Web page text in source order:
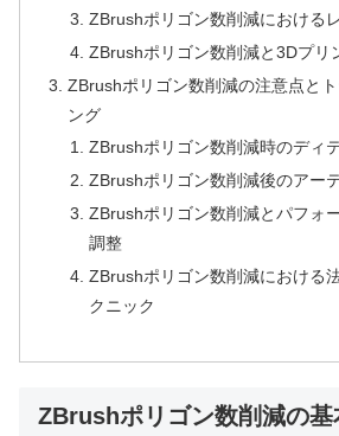
ZBrushポリゴン数削減における
ZBrushポリゴン数削減と3Dプリ
ZBrushポリゴン数削減の注意点と
ング
ZBrushポリゴン数削減時のディ
ZBrushポリゴン数削減後のアー
ZBrushポリゴン数削減とパフォ
調整
ZBrushポリゴン数削減における
クニック
ZBrushポリゴン数削減の基